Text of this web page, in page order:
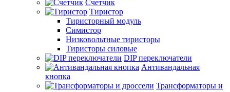
Счетчик
Тиристор
Тиристорный модуль
Симистор
Низковольтные тиристоры
Тиристоры силовые
DIP переключатели
Антивандальная
кнопка
Трансформаторы и